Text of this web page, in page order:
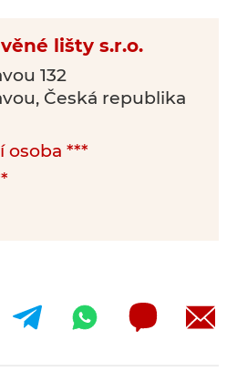
lišty s.r.o.
132
Česká republika
osoba ***